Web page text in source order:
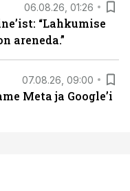
06.08.26, 01:26
“Lahkumise
areneda.”
07.08.26, 09:00
Meta ja Google’i